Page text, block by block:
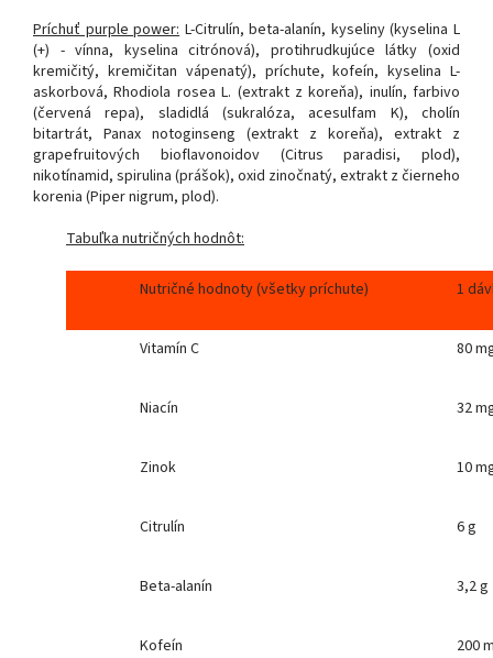
Príchuť purple power: L-Citrulín, beta-alanín, kyseliny (kyselina L
(+) - vínna, kyselina citrónová), protihrudkujúce látky (oxid
kremičitý, kremičitan vápenatý), príchute, kofeín, kyselina L-
askorbová, Rhodiola rosea L. (extrakt z koreňa), inulín, farbivo
(červená repa), sladidlá (sukralóza, acesulfam K), cholín
bitartrát, Panax notoginseng (extrakt z koreňa), extrakt z
grapefruitových bioflavonoidov (Citrus paradisi, plod),
nikotínamid, spirulina (prášok), oxid zinočnatý, extrakt z čierneho
korenia (Piper nigrum, plod).
Tabuľka nutričných hodnôt:
Nutričné hodnoty (všetky príchute) 1
Vitamín C 80
Niacín 32
Zinok 10
Citrulín 6 g
Beta-alanín 3,2 g
Kofeín 200